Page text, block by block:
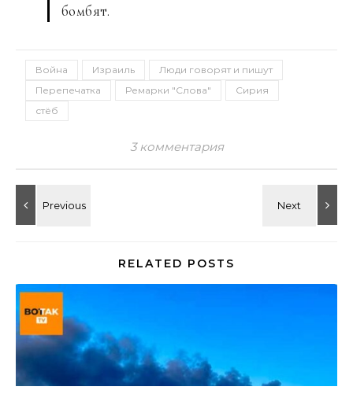
бомбят.
Война Израиль
Люди говорят и пишут
Перепечатка
Ремарки "Слова"
Сирия
стёб
3 комментария
RELATED POSTS